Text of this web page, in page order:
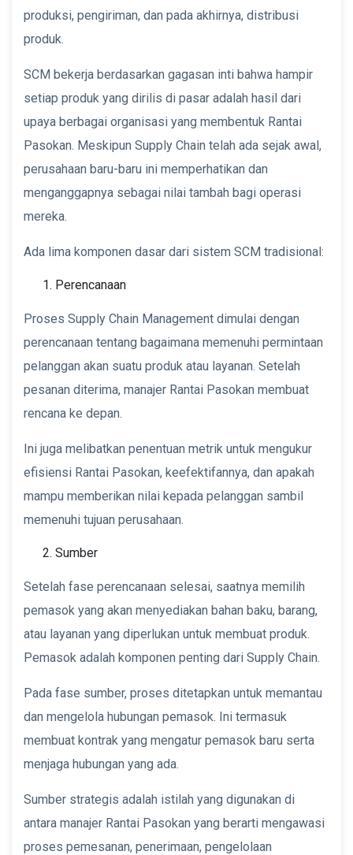
produksi, pengiriman, dan pada akhirnya, distribusi
produk.
SCM bekerja berdasarkan gagasan inti bahwa hampir
setiap produk yang dirilis di pasar adalah hasil dari
upaya berbagai organisasi yang membentuk Rantai
Pasokan. Meskipun Supply Chain telah ada sejak awal,
perusahaan baru-baru ini memperhatikan dan
menganggapnya sebagai nilai tambah bagi operasi
mereka.
Ada lima komponen dasar dari sistem SCM tradisional:
Perencanaan
Proses Supply Chain Management dimulai dengan
perencanaan tentang bagaimana memenuhi permintaan
pelanggan akan suatu produk atau layanan. Setelah
pesanan diterima, manajer Rantai Pasokan membuat
rencana ke depan.
Ini juga melibatkan penentuan metrik untuk mengukur
efisiensi Rantai Pasokan, keefektifannya, dan apakah
mampu memberikan nilai kepada pelanggan sambil
memenuhi tujuan perusahaan.
Sumber
Setelah fase perencanaan selesai, saatnya memilih
pemasok yang akan menyediakan bahan baku, barang,
atau layanan yang diperlukan untuk membuat produk.
Pemasok adalah komponen penting dari Supply Chain.
Pada fase sumber, proses ditetapkan untuk memantau
dan mengelola hubungan pemasok. Ini termasuk
membuat kontrak yang mengatur pemasok baru serta
menjaga hubungan yang ada.
Sumber strategis adalah istilah yang digunakan di
antara manajer Rantai Pasokan yang berarti mengawasi
proses pemesanan, penerimaan, pengelolaan